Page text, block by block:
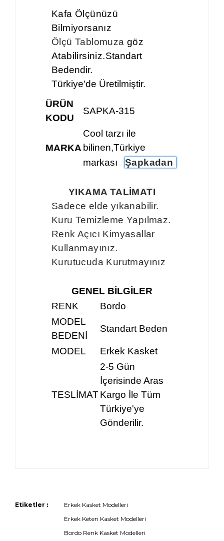
Kafa Ölçünüzü
Bilmiyorsanız
Ölçü Tablomuza göz
Atabilirsiniz.Standart
Bedendir.
Türkiye'de Üretilmiştir.
ÜRÜN
KODU
SAPKA-315
MARKA
Cool tarzı ile
bilinen,Türkiye
markası
Şapkadan
YIKAMA TALİMATI
Sadece elde yıkanabilir.
Kuru Temizleme Yapılmaz.
Renk Açıcı Kimyasallar
Kullanmayınız.
Kurutucuda Kurutmayınız
GENEL BİLGİLER
RENK
Bordo
MODEL
BEDENİ
Standart Beden
MODEL Erkek Kasket
TESLİMAT
2-5 Gün
İçerisinde Aras
Kargo İle Tüm
Türkiye'ye
Gönderilir.
Etiketler :
Erkek Kasket Modelleri
Erkek Keten Kasket Modelleri
Bordo Renk Kasket Modelleri